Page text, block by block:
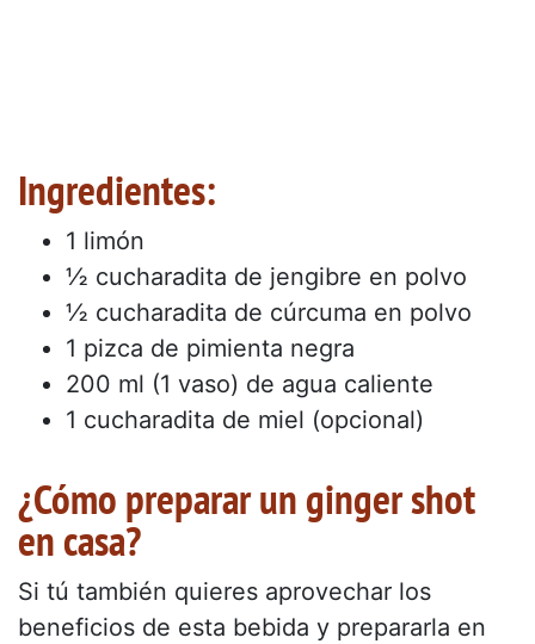
Ingredientes:
1 limón
½ cucharadita de jengibre en polvo
½ cucharadita de cúrcuma en polvo
1 pizca de pimienta negra
200 ml (1 vaso) de agua caliente
1 cucharadita de miel (opcional)
¿Cómo preparar un ginger shot
en casa?
Si tú también quieres aprovechar los
beneficios de esta bebida y prepararla en